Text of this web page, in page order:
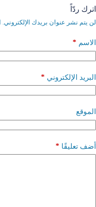
اترك ردّاً
لن يتم نشر عنوان بريدك الإلكتروني.
الاسم *
البريد الإلكتروني *
الموقع
أضف تعليقًا *